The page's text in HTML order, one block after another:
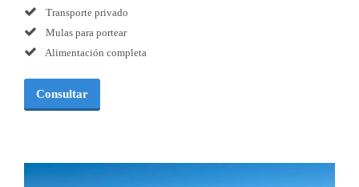
Transporte privado
Mulas para portear
Alimentación completa
Consultar